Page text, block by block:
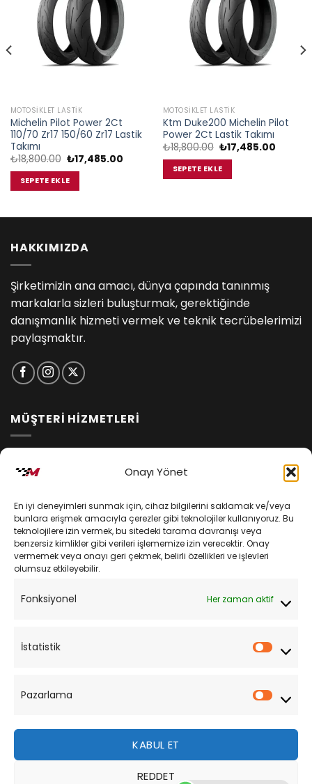
Onayı Yönet
En iyi deneyimleri sunmak için, cihaz bilgilerini saklamak ve/veya
bunlara erişmek amacıyla çerezler gibi teknolojiler kullanıyoruz. Bu
teknolojilere izin vermek, bu sitedeki tarama davranışı veya
benzersiz kimlikler gibi verileri işlememize izin verecektir. Onay
vermemek veya onayı geri çekmek, belirli özellikleri ve işlevleri
olumsuz etkileyebilir.
Fonksiyonel Her zaman aktif
İstatistik
Pazarlama
KABUL ET
REDDET
MOTOSIKLET LASTIK
Michelin Pilot Power 2Ct
110/70 Zr17 150/60 Zr17 Lastik
Takımı
₺18,800.00 Orijinal
fiyat:
₺18,800.00.
₺17,485.00Şu
SEPETE EKLE
MOTOSIKLET LASTIK
Ktm Duke200 Michelin Pilot
Power 2Ct Lastik Takımı
₺18,800.00 Orijinal
fiyat:
₺18,800.00.
₺17,485.00Şu
SEPETE EKLE
HAKKIMIZDA
Şirketimizin ana amacı, dünya çapında tanınmış
markalarla sizleri buluşturmak, gerektiğinde
danışmanlık hizmeti vermek ve teknik tecrübelerimizi
paylaşmaktır.
MÜŞTERİ HİZMETLERİ
Kişisel Verilerin Korunması
Mesafeli Satış Sözleşmesi
Sipariş Takibi
Bu site, size daha iyi bir tarama deneyimi sunmak için